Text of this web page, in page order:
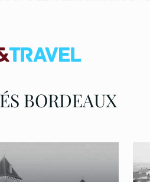
BORDEAUX